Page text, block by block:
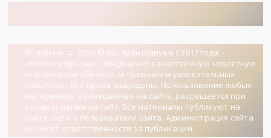
© «Крым» → 2026 © Мы транслируем с 2017 года. -
«Новости Крыма» – предлагает качественную новостную
информацию обо всех актуальных и увлекательных
событиях... Все права защищены. Использование любых
материалов, размещённых на сайте, разрешается при
условии ссылки на сайт. Все материалы публикуют на
сайте гости и пользователи сайта. Администрация сайта
не несет ответственности за публикации.